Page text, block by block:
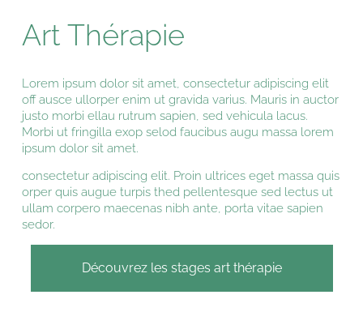
Art Thérapie
Lorem ipsum dolor sit amet, consectetur adipiscing elit
off ausce ullorper enim ut gravida varius. Mauris in auctor
justo morbi ellau rutrum sapien, sed vehicula lacus.
Morbi ut fringilla exop selod faucibus augu massa lorem
ipsum dolor sit amet.
consectetur adipiscing elit. Proin ultrices eget massa quis
orper quis augue turpis thed pellentesque sed lectus ut
ullam corpero maecenas nibh ante, porta vitae sapien
sedor.
Découvrez les stages art thérapie